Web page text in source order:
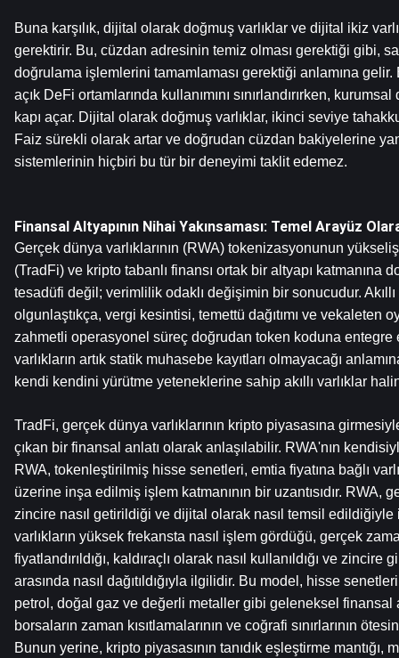
Buna karşılık, dijital olarak doğmuş varlıklar ve dijital ikiz
gerektirir. Bu, cüzdan adresinin temiz olması gerektiği gibi,
doğrulama işlemlerini tamamlaması gerektiği anlamına gelir.
açık DeFi ortamlarında kullanımını sınırlandırırken,
kapı açar. Dijital olarak doğmuş varlıklar, ikinci seviye
Faiz sürekli olarak artar ve doğrudan cüzdan bakiyelerine
sistemlerinin hiçbiri bu tür bir deneyimi taklit edemez.
Finansal Altyapının Nihai Yakınsaması: Temel Arayüz
Gerçek dünya varlıklarının (RWA) tokenizasyonunun
(TradFi) ve kripto tabanlı finansı ortak bir altyapı katmanına
tesadüfi değil; verimlilik odaklı değişimin bir sonucudur.
olgunlaştıkça, vergi kesintisi, temettü dağıtımı ve vekaleten
zahmetli operasyonel süreç doğrudan token koduna
varlıkların artık statik muhasebe kayıtları olmayacağı
kendi kendini yürütme yeteneklerine sahip akıllı varlıklar
TradFi, gerçek dünya varlıklarının kripto piyasasına
çıkan bir finansal anlatı olarak anlaşılabilir. RWA'nın
RWA, tokenleştirilmiş hisse senetleri, emtia fiyatına bağlı
üzerine inşa edilmiş işlem katmanının bir uzantısıdır. RWA,
zincire nasıl getirildiği ve dijital olarak nasıl temsil
varlıkların yüksek frekansta nasıl işlem gördüğü, gerçek
fiyatlandırıldığı, kaldıraçlı olarak nasıl kullanıldığı ve
arasında nasıl dağıtıldığıyla ilgilidir. Bu model, hisse
petrol, doğal gaz ve değerli metaller gibi geleneksel finansal
borsaların zaman kısıtlamalarının ve coğrafi sınırlarının
Bunun yerine, kripto piyasasının tanıdık eşleştirme mantığı,